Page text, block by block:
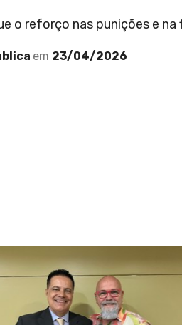
o reforço nas punições e
em 23/04/2026
26 de